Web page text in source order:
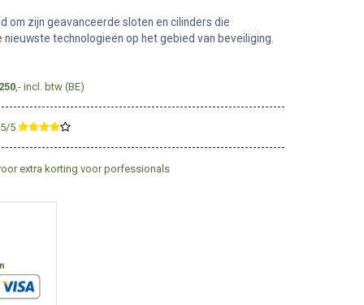
om zijn geavanceerde sloten en cilinders die
technologieën op het gebied van beveiliging.
,- incl. btw (BE)
5 ​
extra korting voor porfessionals